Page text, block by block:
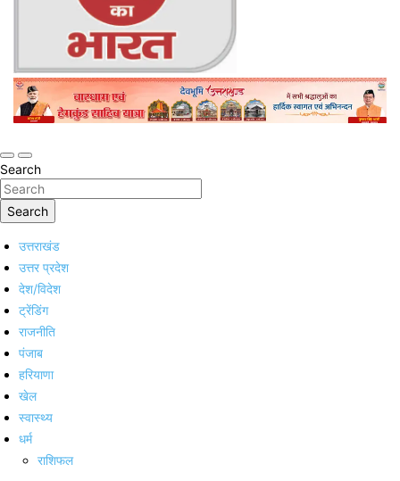
Jan Jan Ka Bharat
Online Trending Hindi News Website
Search
Search
उत्तराखंड
उत्तर प्रदेश
देश/विदेश
ट्रेंडिंग
राजनीति
पंजाब
हरियाणा
खेल
स्वास्थ्य
धर्म
राशिफल